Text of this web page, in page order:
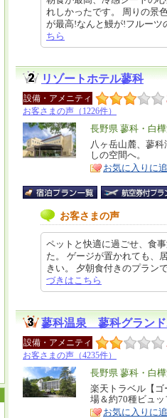
れしかったです。 周りの景
が最高!なんと鰻が!フルー
ちら
リゾートホテル蓼科
設備・アメニティ
お客さまの声（1226件）
エ
リ
ア
長野県 蓼科・白
特
徴
八ヶ岳山麓、蓼
しの空間へ。
お気に入りに
お客さまの声
ペットと快適に過ごせ、食
た。 ゲージが置かれても、
きい。 夕朝食付きのプラ
づきはこちら
蓼科温泉 蓼科グランド
設備・アメニティ
お客さまの声（4235件）
エ
リ
ア
長野県 蓼科・白
特
徴
楽天トラベル【
場＆約70種ビュ
お気に入りに